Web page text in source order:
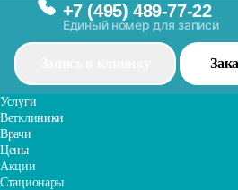
+7 (495) 489-77-22
Единый номер для записи
Услуги
Ветклиники
Врачи
Цены
Акции
Стационары